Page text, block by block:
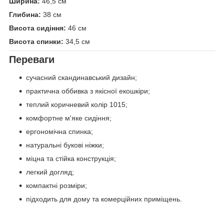
Глибина: 38 см
Висота сидіння: 46 см
Висота спинки: 34,5 см
Переваги
сучасний скандинавський дизайн;
практична оббивка з якісної екошкіри;
теплий коричневий колір 1015;
комфортне м'яке сидіння;
ергономічна спинка;
натуральні букові ніжки;
міцна та стійка конструкція;
легкий догляд;
компактні розміри;
підходить для дому та комерційних приміщень.